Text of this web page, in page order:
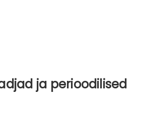
ja perioodilised